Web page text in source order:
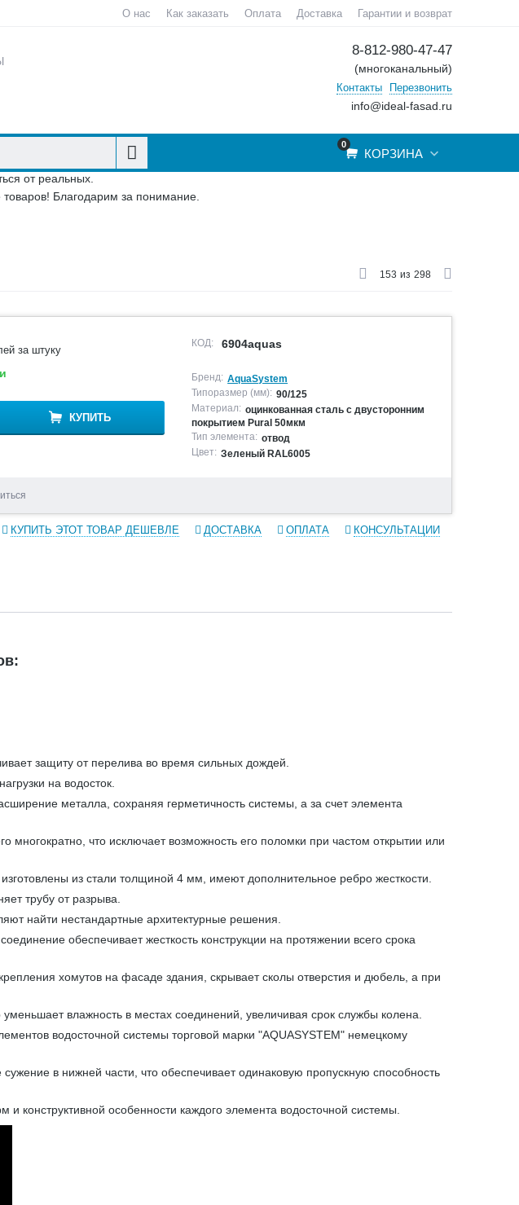
О нас Как заказать Оплата Доставка Гарантии и возврат
8-812-980-47-47
(многоканальный)
Контакты Перезвонить
info@ideal-fasad.ru
0
КОРЗИНА
от реальных.
Благодарим за понимание.
153 из 298
за штуку
КУПИТЬ
КОД: 6904aquas
Бренд: AquaSystem
Типоразмер (мм): 90/125
Материал: оцинкованная сталь с двусторонним
покрытием Pural 50мкм
Тип элемента: отвод
Цвет: Зеленый RAL6005
КУПИТЬ ЭТОТ ТОВАР ДЕШЕВЛЕ ДОСТАВКА ОПЛАТА КОНСУЛЬТАЦИИ
защиту от перелива во время сильных дождей.
на водосток.
металла, сохраняя герметичность системы, а за счет элемента
многократно, что исключает возможность его поломки при частом открытии или
из стали толщиной 4 мм, имеют дополнительное ребро жесткости.
трубу от разрыва.
найти нестандартные архитектурные решения.
обеспечивает жесткость конструкции на протяжении всего срока
хомутов на фасаде здания, скрывает сколы отверстия и дюбель, а при
влажность в местах соединений, увеличивая срок службы колена.
водосточной системы торговой марки "AQUASYSTEM" немецкому
в нижней части, что обеспечивает одинаковую пропускную способность
конструктивной особенности каждого элемента водосточной системы.